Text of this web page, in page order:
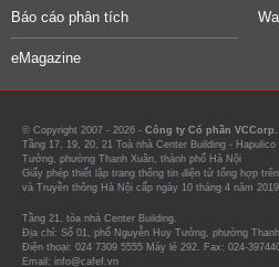
Báo cáo phân tích
eMagazine
© Copyright 2007 - 2026 - Công ty Cổ phần VCCorp.
Tầng 17, 19, 20, 21 Toà nhà Center Building -
Tưởng, phường Thanh Xuân, thành phố Hà Nội
Giấy phép thiết lập trang thông tin điện tử tổng hợp
và Truyền thông Hà Nội cấp ngày 10 tháng 4 năm
Tầng 21, tòa nhà Center Building.
Địa chỉ: Số 01, phố Nguyễn Huy Tưởng, phường
Điện thoại: 024 7309 5555 Máy lẻ 292. Fax: 024-
Email: info@cafef.vn